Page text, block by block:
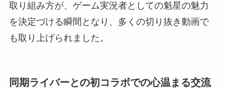
取り組み方が、ゲーム実況者としての魁星の魅力
を決定づける瞬間となり、多くの切り抜き動画で
も取り上げられました。
同期ライバーとの初コラボでの心温まる交流